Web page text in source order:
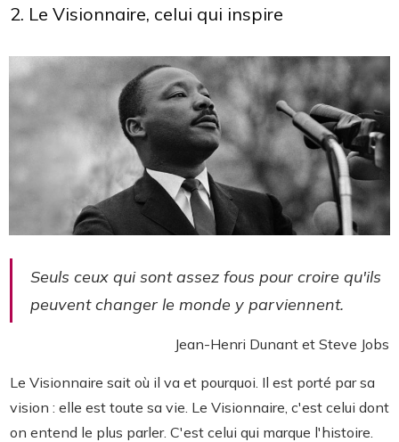
2. Le Visionnaire, celui qui inspire
Seuls ceux qui sont assez fous pour croire qu'ils
peuvent changer le monde y parviennent.
Jean-Henri Dunant et Steve Jobs
Le Visionnaire sait où il va et pourquoi. Il est porté par sa
vision : elle est toute sa vie. Le Visionnaire, c'est celui dont
on entend le plus parler. C'est celui qui marque l'histoire.